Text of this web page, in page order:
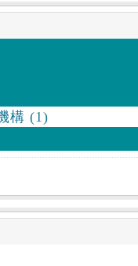
構 (1)